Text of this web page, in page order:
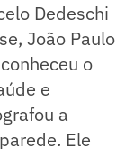
Dedeschi
João Paulo
o
e
a
Ele